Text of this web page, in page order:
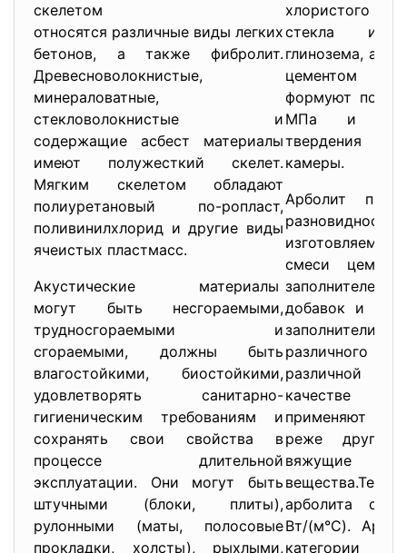
скелетом
относятся различные виды легких
бетонов, а также фибролит.
Древесноволокнистые,
минераловатные,
стекловолокнистые и
содержащие асбест материалы
имеют полужесткий скелет.
Мягким скелетом обладают
полиуретановый по-ропласт,
поливинилхлорид и другие виды
ячеистых пластмасс.
Акустические материалы
могут быть несгораемыми,
трудносгораемыми и
сгораемыми, должны быть
влагостойкими, биостойкими,
удовлетворять санитарно-
гигиеническим требованиям и
сохранять свои свойства в
процессе длительной
эксплуатации. Они могут быть
штучными (блоки, плиты),
рулонными (маты, полосовые
прокладки, холсты), рыхлыми,
хлористого
стекла или
глинозема, а
цементом и
формуют под
МПа и
твердения в
камеры.
Арболит
разновидность
смеси
добавок и
различного
различной
качестве
применяют
реже другие
вяжущие
арболита
Вт/(м°С).
категории